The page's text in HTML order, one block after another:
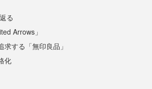
る
Arrows」
する「無印良品」
化